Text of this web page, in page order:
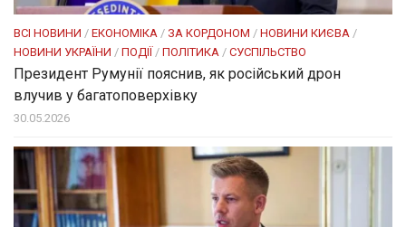
ВСІ НОВИНИ / ЕКОНОМІКА / ЗА КОРДОНОМ / НОВИНИ КИЄВА /
НОВИНИ УКРАЇНИ / ПОДІЇ/ ПОЛІТИКА / СУСПІЛЬСТВО
Президент Румунії пояснив, як російський дрон
влучив у багатоповерхівку
30.05.2026